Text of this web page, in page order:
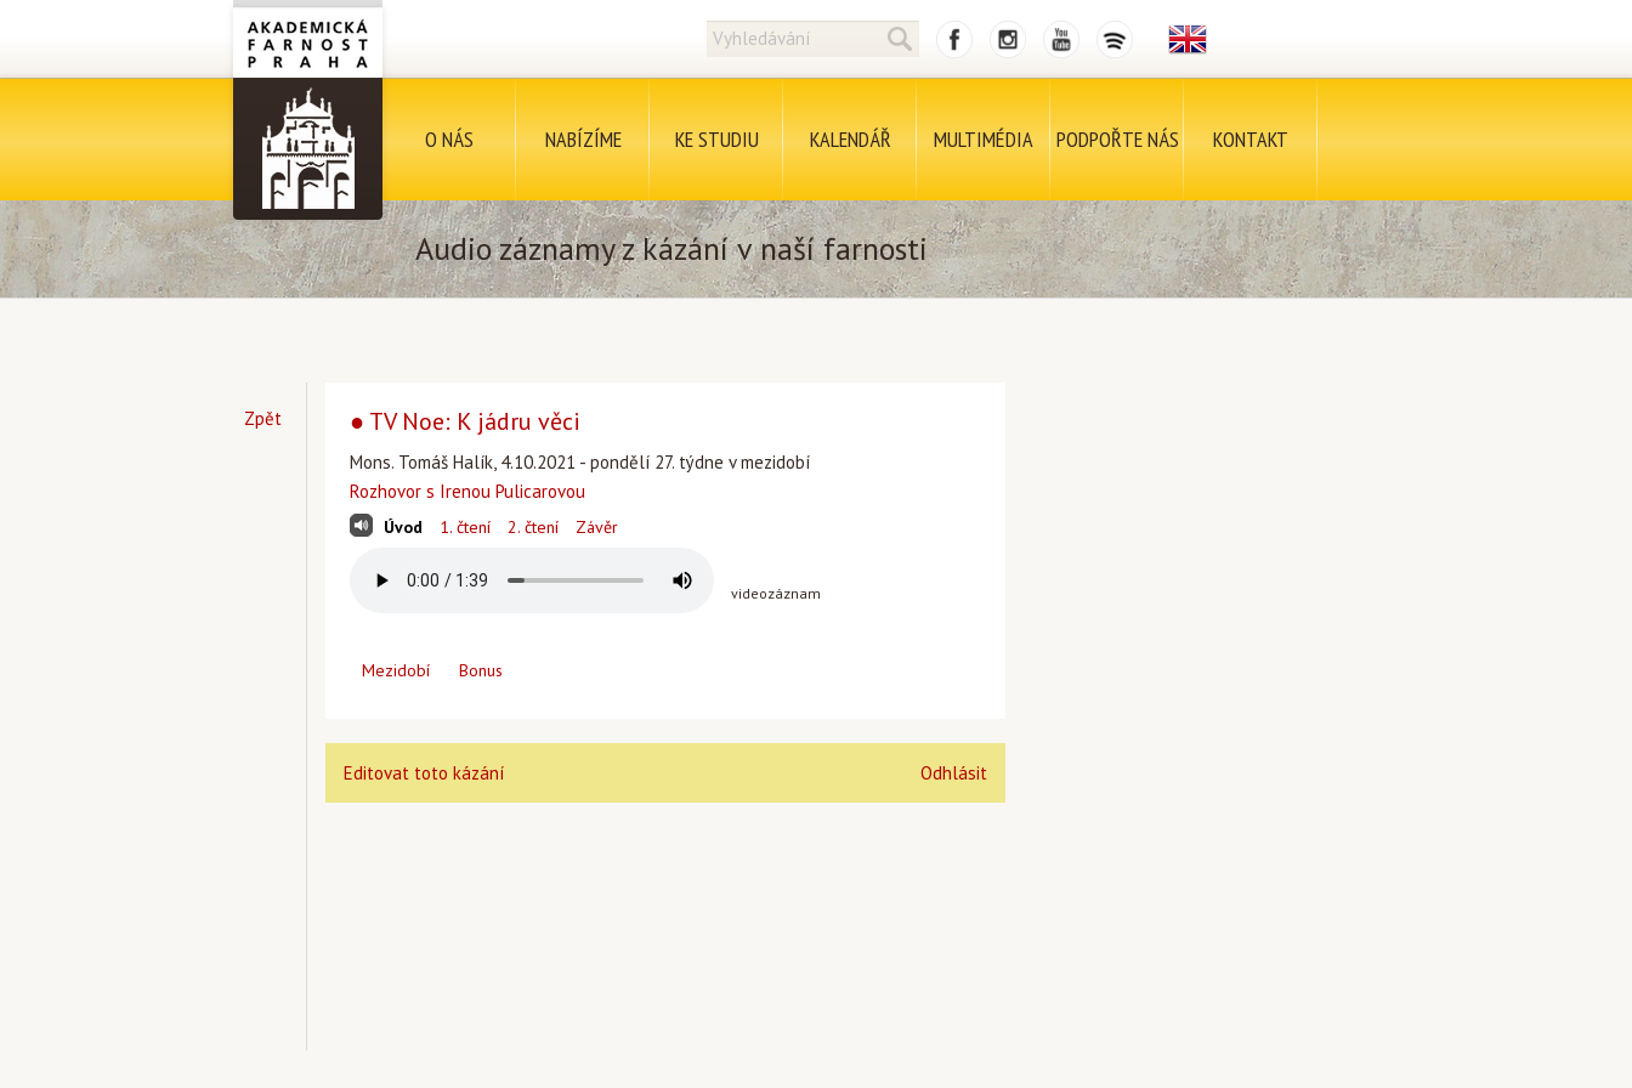
O NÁS NABÍZÍME KE STUDIU KALENDÁŘ MULTIMÉDIA PODPOŘTE NÁS KONTAKT
Audio záznamy z kázání v naší farnosti
Zpět ● TV Noe: K jádru věci
Mons. Tomáš Halík, 4.10.2021 - pondělí 27. týdne v mezidobí
Rozhovor s Irenou Pulicarovou
Úvod 1. čtení 2. čtení Závěr
videozáznam
Mezidobí Bonus
Editovat toto kázání Odhlásit